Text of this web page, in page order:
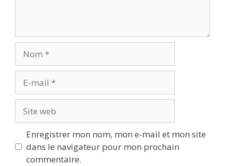
mail
web
Enregistrer mon nom, mon e-mail et mon site
dans le navigateur pour mon prochain
commentaire.